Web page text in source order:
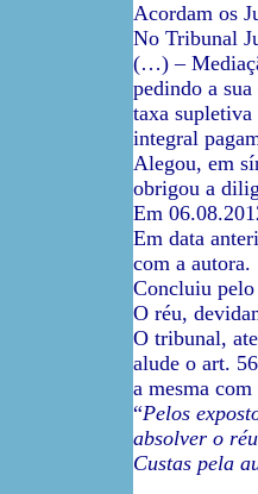
Acordam os
No Tribunal
(…) –
pedindo a
taxa supletiva
integral
Alegou, em
obrigou a
Em
Em data
com a autora.
Concluiu
O réu,
O tribunal,
alude o art.
a mesma
“Pelos
absolver o
Custas pela